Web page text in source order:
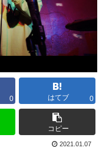
0 はてブ 0
コピー
2021.01.07